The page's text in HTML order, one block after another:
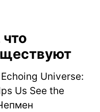
Universe:
Us See the